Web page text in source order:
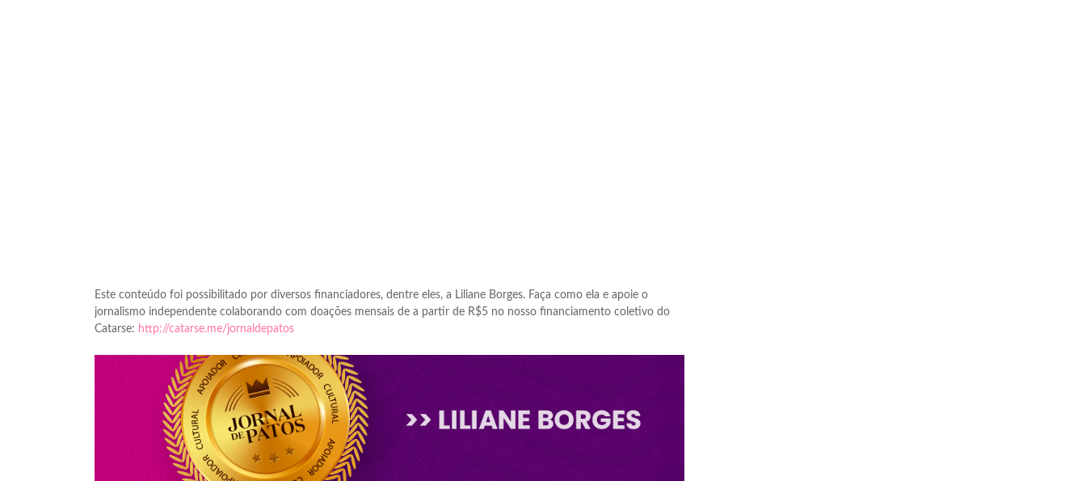
Este conteúdo foi possibilitado por diversos financiadores, dentre eles, a Liliane Borges. Faça como ela e apoie o
jornalismo independente colaborando com doações mensais de a partir de R$5 no nosso financiamento coletivo do
Catarse: http://catarse.me/jornaldepatos